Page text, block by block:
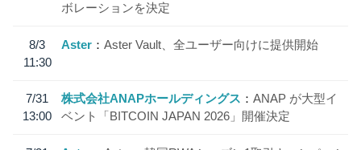
ボレーションを決定
8/3
11:30
Aster Aster Vault、全ユーザー向けに提供開始
7/31
13:00
株式会社ANAPホールディングス
ANAP が大型イ
ベント「BITCOIN JAPAN 2026」開催決定